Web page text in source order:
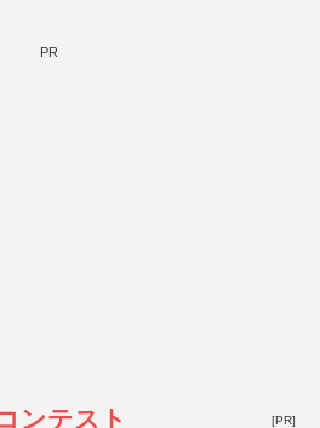
PR
ンテスト [PR]